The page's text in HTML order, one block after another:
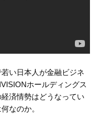
い日本人が金融ビジネ
ホールディングス
済情勢はどうなってい
なのか。